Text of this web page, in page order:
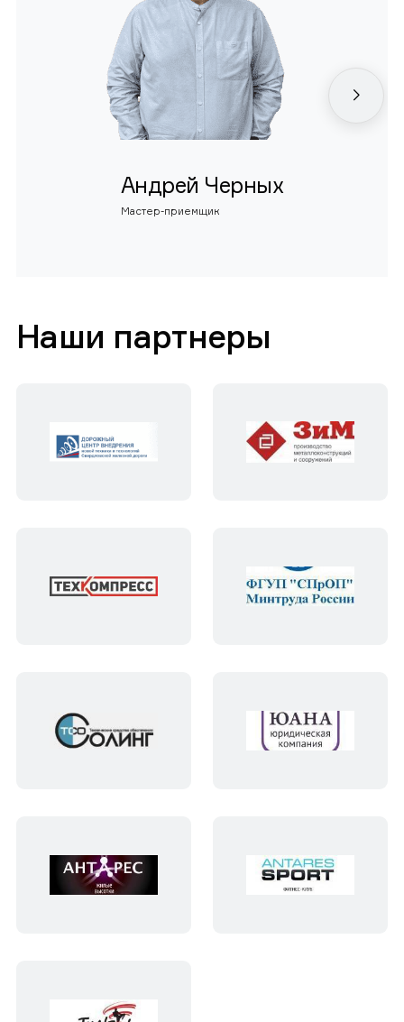
Андрей Черных
Мастер-приемщик
Наши партнеры